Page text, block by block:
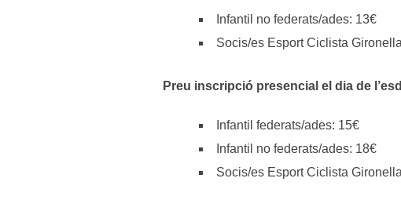
Infantil no federats/ades: 13€
Socis/es Esport Ciclista
Preu inscripció presencial el dia de
Infantil federats/ades: 15€
Infantil no federats/ades: 18€
Socis/es Esport Ciclista